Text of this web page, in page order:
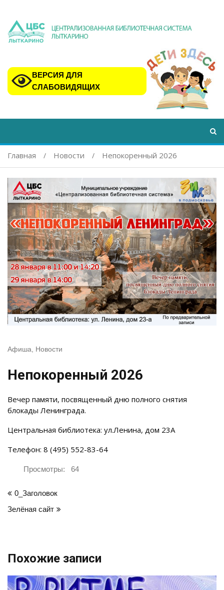
ВЕРСИЯ ДЛЯ
СЛАБОВИДЯЩИХ
Главная Новости Непокоренный 2026
Афиша, Новости
Непокоренный 2026
Вечер памяти, посвященный дню полного снятия
блокады Ленинграда.
Центральная библиотека: ул.Ленина, дом 23А
Телефон: 8 (495) 552-83-64
Просмотры: 64
по
0_Заголовок
Зелёная сайт
Похожие записи